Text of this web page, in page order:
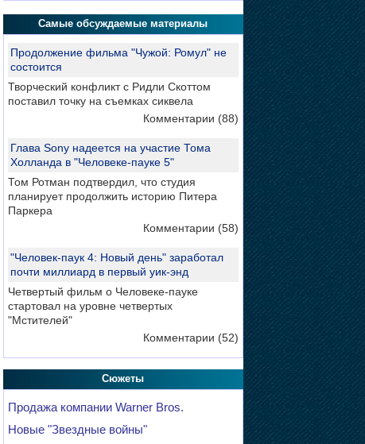
Самые обсуждаемые материалы
Продолжение фильма "Чужой: Ромул" не
состоится
Творческий конфликт с Ридли Скоттом
поставил точку на съемках сиквела
Комментарии (88)
Глава Sony надеется на участие Тома
Холланда в "Человеке-пауке 5"
Том Ротман подтвердил, что студия
планирует продолжить историю Питера
Паркера
Комментарии (58)
"Человек-паук 4: Новый день" заработал
почти миллиард в первый уик-энд
Четвертый фильм о Человеке-пауке
стартовал на уровне четвертых
"Мстителей"
Комментарии (52)
Сюжеты
Продажа компании Warner Bros.
Новые "Звездные войны"